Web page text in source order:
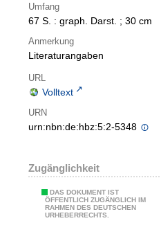
Umfang
67 S. : graph. Darst. ; 30 cm
Anmerkung
Literaturangaben
URL
Volltext
URN
urn:nbn:de:hbz:5:2-5348
Zugänglichkeit
DAS DOKUMENT IST
ÖFFENTLICH ZUGÄNGLICH IM
RAHMEN DES DEUTSCHEN
URHEBERRECHTS.